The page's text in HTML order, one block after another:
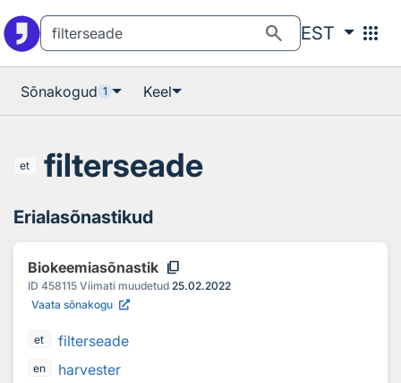
search EST apps
Sõnakogud 1 Keel
et filterseade
Erialasõnastikud
Biokeemiasõnastik content_copy
ID 458115 Viimati muudetud 25.02.2022
Vaata sõnakogu
et filterseade
en
harvester